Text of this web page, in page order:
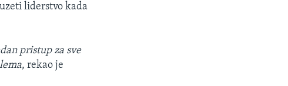
liderstvo kada
pristup za sve
, rekao je